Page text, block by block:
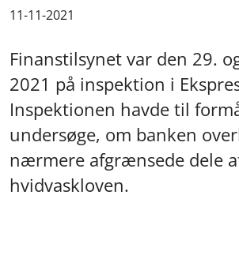
11-11-2021
Finanstilsynet var den 29.
2021 på inspektion i
Inspektionen havde til
undersøge, om banken
nærmere afgrænsede dele
hvidvaskloven.